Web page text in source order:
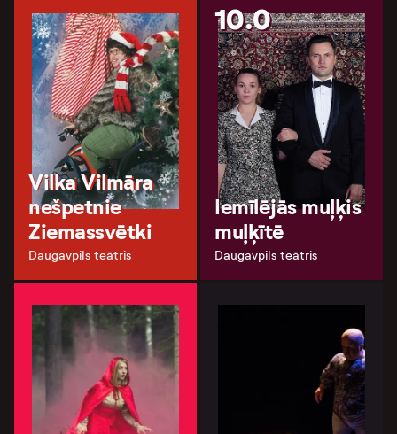
Vilka Vilmāra
nešpetnie
Ziemassvētki
Daugavpils teātris
10.0
Iemīlējās muļķis
muļķītē
Daugavpils teātris